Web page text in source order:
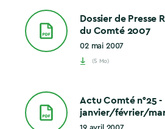
Dossier de Presse
du Comté 2007
02 mai 2007
(5 Mo)
Actu Comté n°25 -
janvier/février/